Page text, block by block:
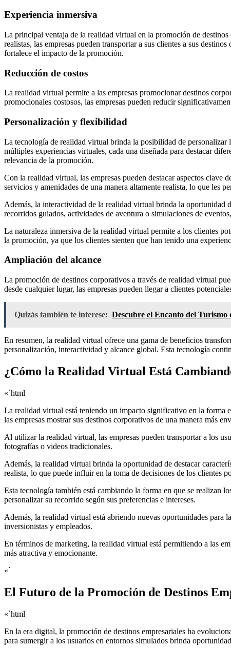
Experiencia inmersiva
La principal ventaja de la realidad virtual en la promoción de
realistas, las empresas pueden transportar a sus clientes a sus
fortalece el impacto de la promoción.
Reducción de costos
La realidad virtual permite a las empresas promocionar destinos
promocionales costosos, las empresas pueden reducir
Personalización y flexibilidad
La tecnología de realidad virtual brinda la posibilidad de personalizar
múltiples experiencias virtuales, cada una diseñada para destacar
relevancia de la promoción.
Con la realidad virtual, las empresas pueden destacar aspectos clave
servicios y amenidades de una manera altamente realista, lo que les
Además, la interactividad de la realidad virtual brinda la oportunidad
recorridos guiados, actividades de aventura o simulaciones de
La naturaleza inmersiva de la realidad virtual permite a los clientes
la promoción, ya que los clientes sienten que han tenido una
Ampliación del alcance
La promoción de destinos corporativos a través de realidad virtual
desde cualquier lugar, las empresas pueden llegar a clientes
Quizás también te interese: Descubre el Encanto del
En resumen, la realidad virtual ofrece una gama de beneficios
personalización, interactividad y alcance global. Esta tecnología
¿Cómo la Realidad Virtual Está
«`html
La realidad virtual está teniendo un impacto significativo en la forma
las empresas mostrar sus destinos corporativos de una manera más
Al utilizar la realidad virtual, las empresas pueden transportar a los
fotografías o videos tradicionales.
Además, la realidad virtual brinda la oportunidad de destacar
realista, lo que puede influir en la toma de decisiones de los clientes
Esta tecnología también está cambiando la forma en que se realizan
personalizar su recorrido según sus preferencias e intereses.
Además, la realidad virtual está abriendo nuevas oportunidades para
inversionistas y empleados.
En términos de marketing, la realidad virtual está permitiendo a las
más atractiva y emocionante.
«`
El Futuro de la Promoción de Destinos
«`html
En la era digital, la promoción de destinos empresariales ha
para sumergir a los usuarios en entornos simulados brinda